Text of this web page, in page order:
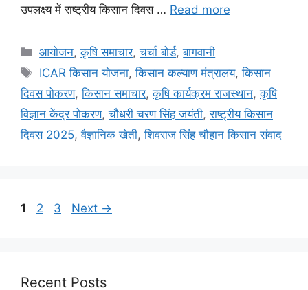
उपलक्ष्य में राष्ट्रीय किसान दिवस … Read more
आयोजन,कृषि समाचार,चर्चा बोर्ड,बागवानी
ICAR किसान योजना,किसान कल्याण मंत्रालय,किसान
दिवस पोकरण,किसान समाचार,कृषि कार्यक्रम राजस्थान,कृषि
विज्ञान केंद्र पोकरण,चौधरी चरण सिंह जयंती,राष्ट्रीय किसान
दिवस 2025,वैज्ञानिक खेती,शिवराज सिंह चौहान किसान संवाद
1 2 3 Next →
Recent Posts